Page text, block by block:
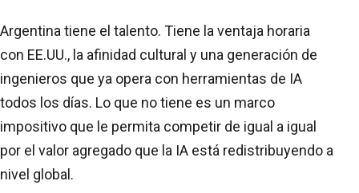
Argentina tiene el talento. Tiene la ventaja horaria
con EE.UU., la afinidad cultural y una generación de
ingenieros que ya opera con herramientas de IA
todos los días. Lo que no tiene es un marco
impositivo que le permita competir de igual a igual
por el valor agregado que la IA está redistribuyendo a
nivel global.